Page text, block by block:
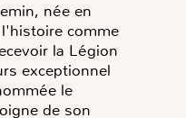
née en
comme
la Légion
exceptionnel
le
de son